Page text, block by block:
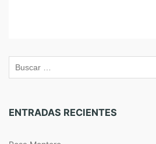
ENTRADAS RECIENTES